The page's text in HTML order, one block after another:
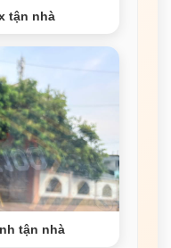
tận nhà
tận nhà